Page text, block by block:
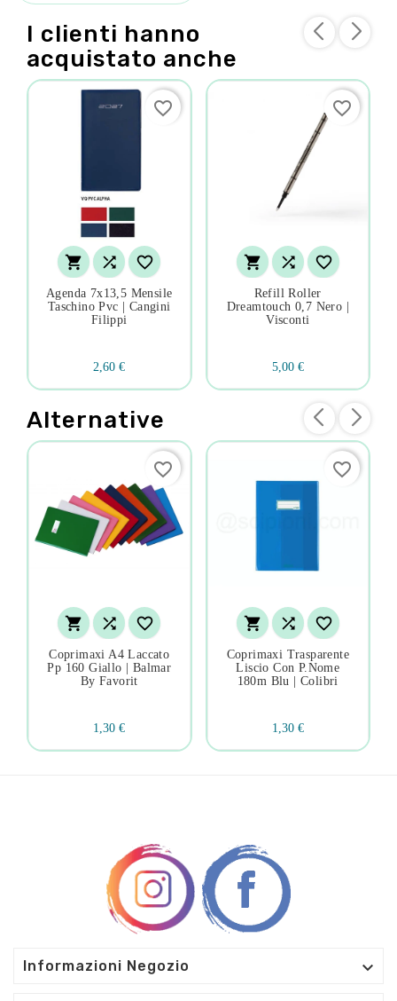
I clienti hanno
acquistato anche
  
Agenda 7x13,5 Mensile
Taschino Pvc | Cangini
Filippi
2,60 €
favorite_border
  
Refill Roller
Dreamtouch 0,7 Nero |
Visconti
5,00 €
favorite_border
Alternative
  
Coprimaxi A4 Laccato
Pp 160 Giallo | Balmar
By Favorit
1,30 €
favorite_border
  
Coprimaxi Trasparente
Liscio Con P.nome
180m Blu | Colibri
1,30 €
favorite_border
Informazioni Negozio 